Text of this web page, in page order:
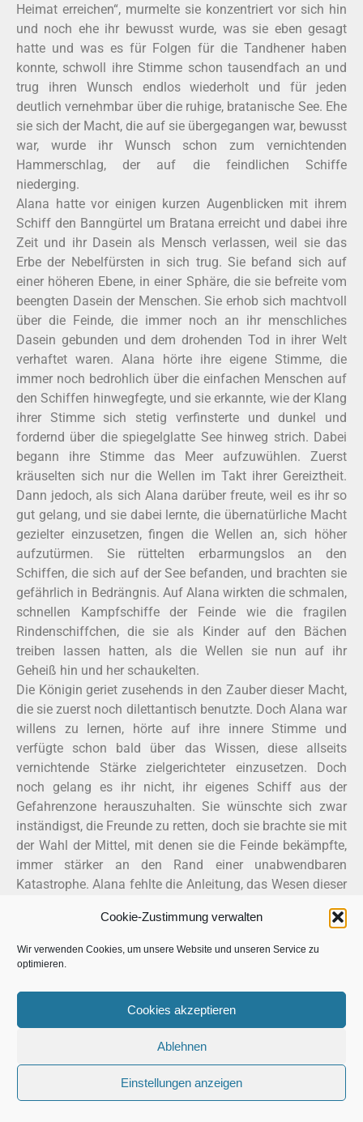
Cookie-Zustimmung verwalten
Wir verwenden Cookies, um unsere Website und unseren Service zu
optimieren.
Cookies akzeptieren
Ablehnen
Einstellungen anzeigen
Heimat erreichen“, murmelte sie konzentriert vor sich hin
und noch ehe ihr bewusst wurde, was sie eben gesagt
hatte und was es für Folgen für die Tandhener haben
konnte, schwoll ihre Stimme schon tausendfach an und
trug ihren Wunsch endlos wiederholt und für jeden
deutlich vernehmbar über die ruhige, bratanische See. Ehe
sie sich der Macht, die auf sie übergegangen war, bewusst
war, wurde ihr Wunsch schon zum vernichtenden
Hammerschlag, der auf die feindlichen Schiffe
niederging.
Alana hatte vor einigen kurzen Augenblicken mit ihrem
Schiff den Banngürtel um Bratana erreicht und dabei ihre
Zeit und ihr Dasein als Mensch verlassen, weil sie das
Erbe der Nebelfürsten in sich trug. Sie befand sich auf
einer höheren Ebene, in einer Sphäre, die sie befreite vom
beengten Dasein der Menschen. Sie erhob sich machtvoll
über die Feinde, die immer noch an ihr menschliches
Dasein gebunden und dem drohenden Tod in ihrer Welt
verhaftet waren. Alana hörte ihre eigene Stimme, die
immer noch bedrohlich über die einfachen Menschen auf
den Schiffen hinwegfegte, und sie erkannte, wie der Klang
ihrer Stimme sich stetig verfinsterte und dunkel und
fordernd über die spiegelglatte See hinweg strich. Dabei
begann ihre Stimme das Meer aufzuwühlen. Zuerst
kräuselten sich nur die Wellen im Takt ihrer Gereiztheit.
Dann jedoch, als sich Alana darüber freute, weil es ihr so
gut gelang, und sie dabei lernte, die übernatürliche Macht
gezielter einzusetzen, fingen die Wellen an, sich höher
aufzutürmen. Sie rüttelten erbarmungslos an den
Schiffen, die sich auf der See befanden, und brachten sie
gefährlich in Bedrängnis. Auf Alana wirkten die schmalen,
schnellen Kampfschiffe der Feinde wie die fragilen
Rindenschiffchen, die sie als Kinder auf den Bächen
treiben lassen hatten, als die Wellen sie nun auf ihr
Geheiß hin und her schaukelten.
Die Königin geriet zusehends in den Zauber dieser Macht,
die sie zuerst noch dilettantisch benutzte. Doch Alana war
willens zu lernen, hörte auf ihre innere Stimme und
verfügte schon bald über das Wissen, diese allseits
vernichtende Stärke zielgerichteter einzusetzen. Doch
noch gelang es ihr nicht, ihr eigenes Schiff aus der
Gefahrenzone herauszuhalten. Sie wünschte sich zwar
inständigst, die Freunde zu retten, doch sie brachte sie mit
der Wahl der Mittel, mit denen sie die Feinde bekämpfte,
immer stärker an den Rand einer unabwendbaren
Katastrophe. Alana fehlte die Anleitung, das Wesen dieser
Hass zwar die See bedrohlich auf, doch brachte sie die
Schiffe, die sich auf ihr befanden, gleichermaßen in
Bedrängnis. Alana entdeckte, dass sie sich veränderte,
Menschen, die ihr einmal nahegestanden hatten. Die
bleierne Angst, die ihr noch im Gedächtnis saß, zufällig
Verstand und ließ sie Fehler begehen, die auch ihrem
eigenen Schiff schadeten. Sie verstand, dass sie ihre